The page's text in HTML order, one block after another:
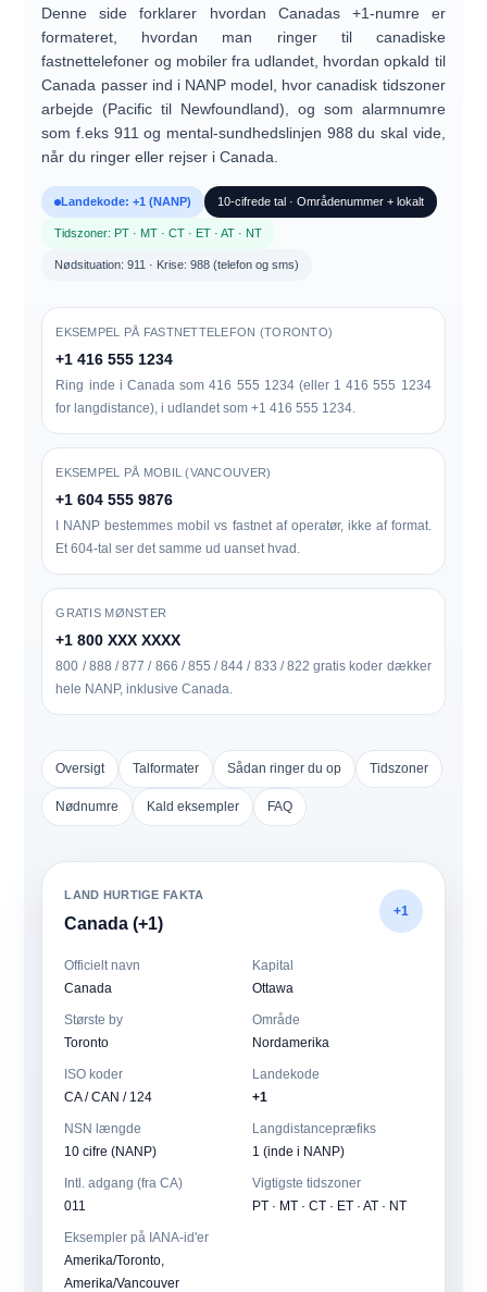
Denne side forklarer hvordan Canadas +1-numreer
formateret, hvordan man ringer til canadiske
fastnettelefoner og mobiler fra udlandet, hvordan opkald til
Canada passer ind i NANP model , hvor canadisk tidszoner
arbejde (Pacific til Newfoundland), og som alarmnumre
som f.eks 911 og mental-sundhedslinjen 988 du skal vide,
når du ringer eller rejser i Canada.
Landekode: +1 (NANP) 10-cifrede tal · Områdenummer + lokalt
Tidszoner: PT · MT · CT · ET · AT · NT
Nødsituation: 911 · Krise: 988 (telefon og sms)
EKSEMPEL PÅ FASTNETTELEFON (TORONTO)
+1 416 555 1234
Ring inde i Canada som416 555 1234(eller 1 416 555 1234
for langdistance), i udlandet som+1 416 555 1234.
EKSEMPEL PÅ MOBIL (VANCOUVER)
+1 604 555 9876
I NANP bestemmes mobil vs fastnet af operatør, ikke af format.
Et 604-tal ser det samme ud uanset hvad.
GRATIS MØNSTER
+1 800 XXX XXXX
800 / 888 / 877 / 866 / 855 / 844 / 833 / 822 gratis koder dækker
hele NANP, inklusive Canada.
Oversigt Talformater Sådan ringer du op Tidszoner
Nødnumre Kald eksempler FAQ
LAND HURTIGE FAKTA
Canada (+1)
+1
Officielt navn
Canada
Kapital
Ottawa
Største by
Toronto
Område
Nordamerika
ISO koder
CA / CAN / 124
Landekode
+1
NSN længde
10 cifre (NANP)
Langdistancepræfiks
1 (inde i NANP)
Intl. adgang (fra CA)
011
Vigtigste tidszoner
PT · MT · CT · ET · AT · NT
Eksempler på IANA-id'er
Amerika/Toronto,
Amerika/Vancouver